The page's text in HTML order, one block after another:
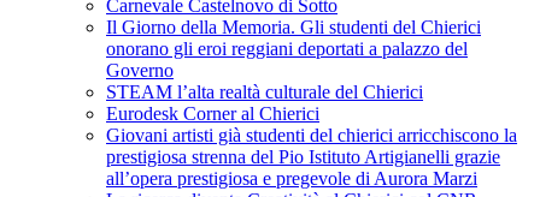
Carnevale Castelnovo di Sotto
Il Giorno della Memoria. Gli studenti del Chierici
onorano gli eroi reggiani deportati a palazzo del
Governo
STEAM l’alta realtà culturale del Chierici
Eurodesk Corner al Chierici
Giovani artisti già studenti del chierici arricchiscono la
prestigiosa strenna del Pio Istituto Artigianelli grazie
all’opera prestigiosa e pregevole di Aurora Marzi